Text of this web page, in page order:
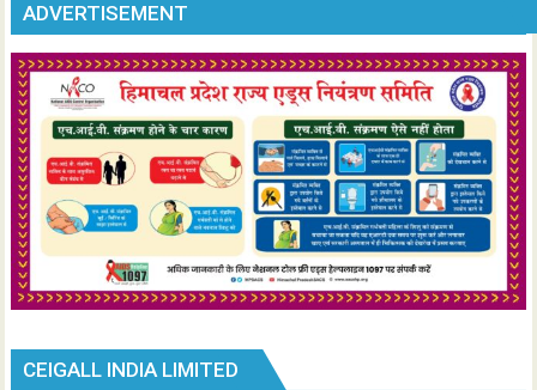
ADVERTISEMENT
CEIGALL INDIA LIMITED